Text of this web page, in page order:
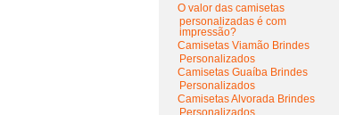
O valor das camisetas
personalizadas é com
impressão?
Camisetas Viamão Brindes
Personalizados
Camisetas Guaíba Brindes
Personalizados
Camisetas Alvorada Brindes
Personalizados